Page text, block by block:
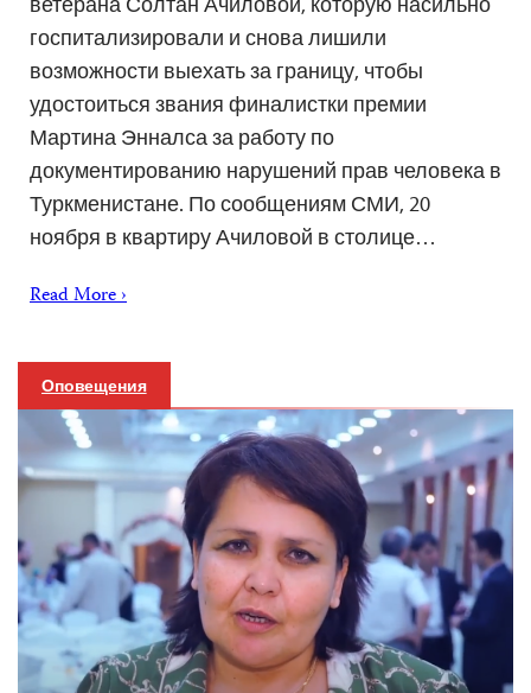
госпитализировали и снова лишили
возможности выехать за границу, чтобы
удостоиться звания финалистки премии
Мартина Энналса за работу по
документированию нарушений прав человека в
Туркменистане. По сообщениям СМИ, 20
ноября в квартиру Ачиловой в столице…
Read More ›
Оповещения